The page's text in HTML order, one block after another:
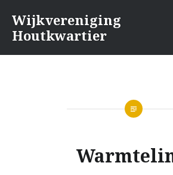
inhoud
Wijkvereniging
Houtkwartier